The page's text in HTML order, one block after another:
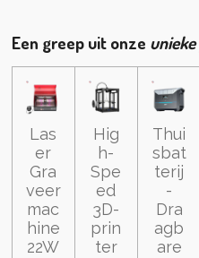
Een greep uit onze unieke
Las
er
Gra
veer
mac
hine
22W
Hig
h-
Spe
ed
3D-
prin
ter
Thui
sbat
terij
-
Dra
agb
are